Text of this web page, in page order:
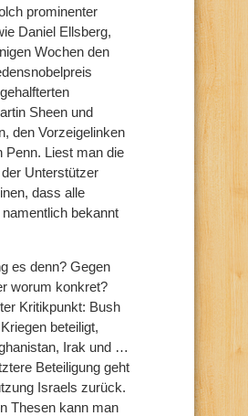
prominenter
Daniel Ellsberg,
Wochen den
Sheen und
den Vorzeigelinken
Penn. Liest man die
Unterstützer
dass alle
bekannt
es denn? Gegen
worum konkret?
Kritikpunkt: Bush
beteiligt,
Irak und …
Beteiligung geht
Israels zurück.
Thesen kann man